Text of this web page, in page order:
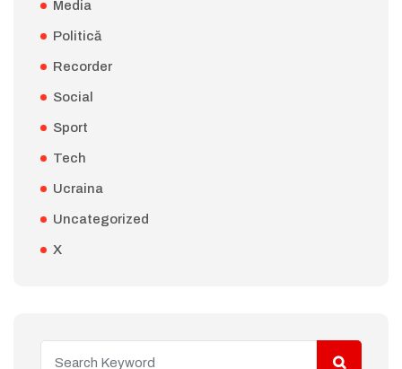
Media
Politică
Recorder
Social
Sport
Tech
Ucraina
Uncategorized
X